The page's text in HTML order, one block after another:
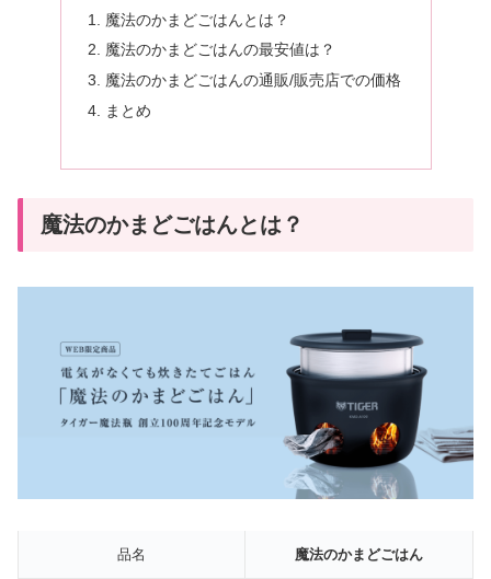
魔法のかまどごはんとは？
魔法のかまどごはんの最安値は？
魔法のかまどごはんの通販/販売店での価格
まとめ
魔法のかまどごはんとは？
品名 魔法のかまどごはん